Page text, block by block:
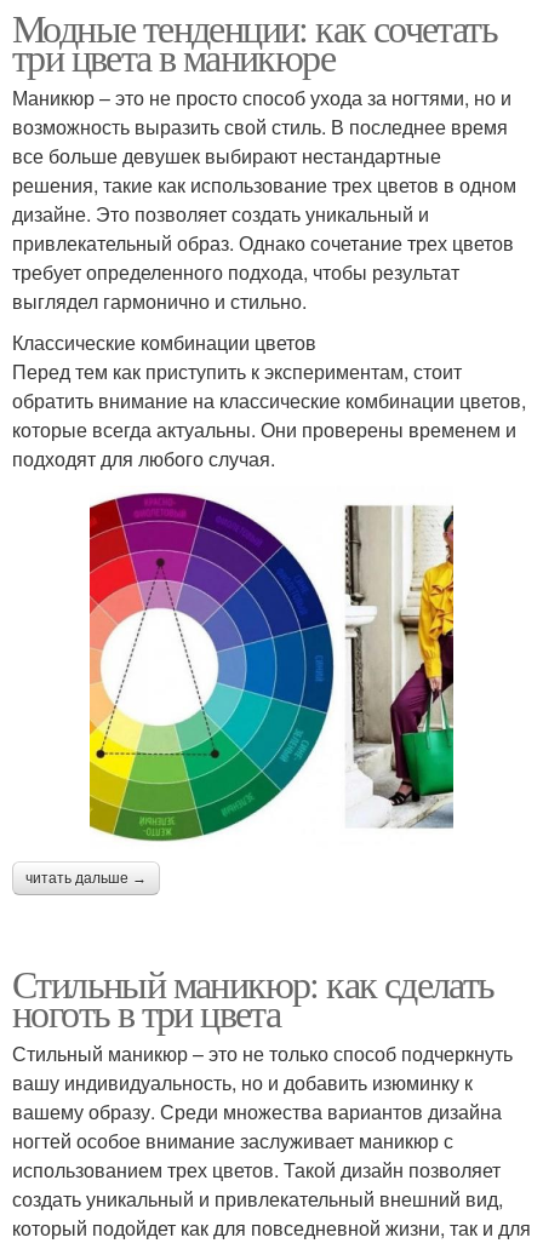
Модные тенденции: как сочетать
три цвета в маникюре
Маникюр – это не просто способ ухода за ногтями, но и
возможность выразить свой стиль. В последнее время
все больше девушек выбирают нестандартные
решения, такие как использование трех цветов в одном
дизайне. Это позволяет создать уникальный и
привлекательный образ. Однако сочетание трех цветов
требует определенного подхода, чтобы результат
выглядел гармонично и стильно.
Классические комбинации цветов
Перед тем как приступить к экспериментам, стоит
обратить внимание на классические комбинации цветов,
которые всегда актуальны. Они проверены временем и
подходят для любого случая.
читать дальше →
Стильный маникюр: как сделать
ноготь в три цвета
Стильный маникюр – это не только способ подчеркнуть
вашу индивидуальность, но и добавить изюминку к
вашему образу. Среди множества вариантов дизайна
ногтей особое внимание заслуживает маникюр с
использованием трех цветов. Такой дизайн позволяет
создать уникальный и привлекательный внешний вид,
который подойдет как для повседневной жизни, так и для